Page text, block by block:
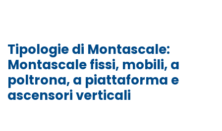
Tipologie di Montascale:
Montascale fissi, mobili, a
poltrona, a piattaforma e
ascensori verticali